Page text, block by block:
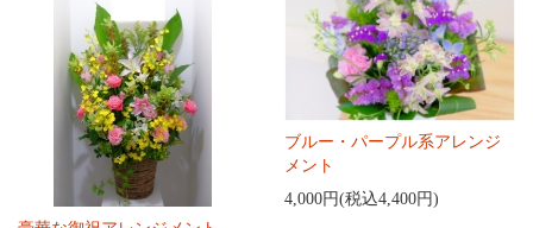
ブルー・パープル系アレンジ
メント
4,000円(税込4,400円)